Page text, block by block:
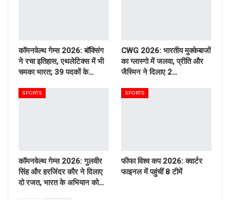
कॉमनवेल्थ गेम्स 2026: बॉक्सिंग
ने रचा इतिहास, एथलेटिक्स में भी
चमका भारत; 39 पदकों के…
CWG 2026: भारतीय मुक्केबाजों
का ग्लास्गो में जलवा, प्रीति और
जैस्मिन ने दिलाए 2…
SPORTS
कॉमनवेल्थ गेम्स 2026: गुलवीर
सिंह और हरजिंदर कौर ने दिलाए
दो रजत, भारत के अभियान को…
SPORTS
फीफा विश्व कप 2026: क्वार्टर
फाइनल में पहुंचीं 8 टीमें